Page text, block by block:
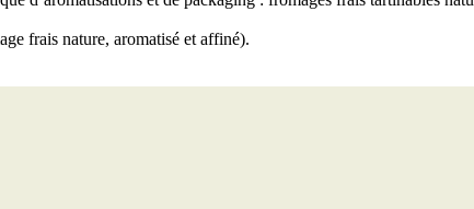
frais nature, aromatisé et affiné).